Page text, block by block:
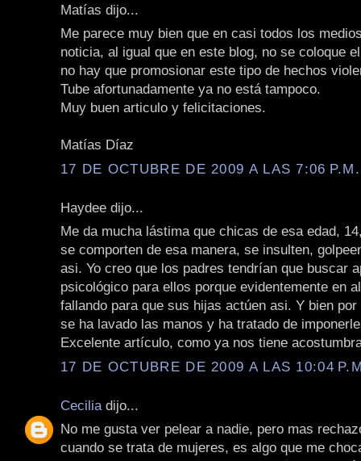
Matías dijo...
Me parece muy bien que en casi todos los
noticia, al igual que en este blog, no se coloque
no hay que promosionar este tipo de hechos
Tube afortunadamente ya no está tampoco.
Muy buen articulo y felicitaciones.
Matías Díaz
17 DE OCTUBRE DE 2009 A LAS 7:06 P.M.
Haydee dijo...
Me da mucha lástima que chicas de esa edad,
se comporten de esa manera, se insulten,
asi. Yo creo que los padres tendrían que buscar
psicológico para ellos porque evidentemente en
fallando para que sus hijas actúen asi. Y bien
se ha lavado las manos y ha tratado de
Excelente artículo, como ya nos tiene
17 DE OCTUBRE DE 2009 A LAS 10:04
Cecilia dijo...
No me gusta ver pelear a nadie, pero mas
cuando se trata de mujeres, es algo que me